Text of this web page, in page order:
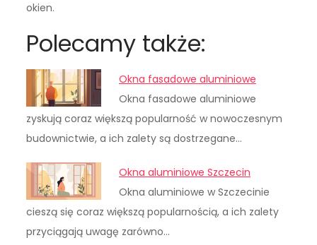
okien.
Polecamy także:
Okna fasadowe aluminiowe
Okna fasadowe aluminiowe
zyskują coraz większą popularność w nowoczesnym
budownictwie, a ich zalety są dostrzegane…
Okna aluminiowe Szczecin
Okna aluminiowe w Szczecinie
cieszą się coraz większą popularnością, a ich zalety
przyciągają uwagę zarówno…